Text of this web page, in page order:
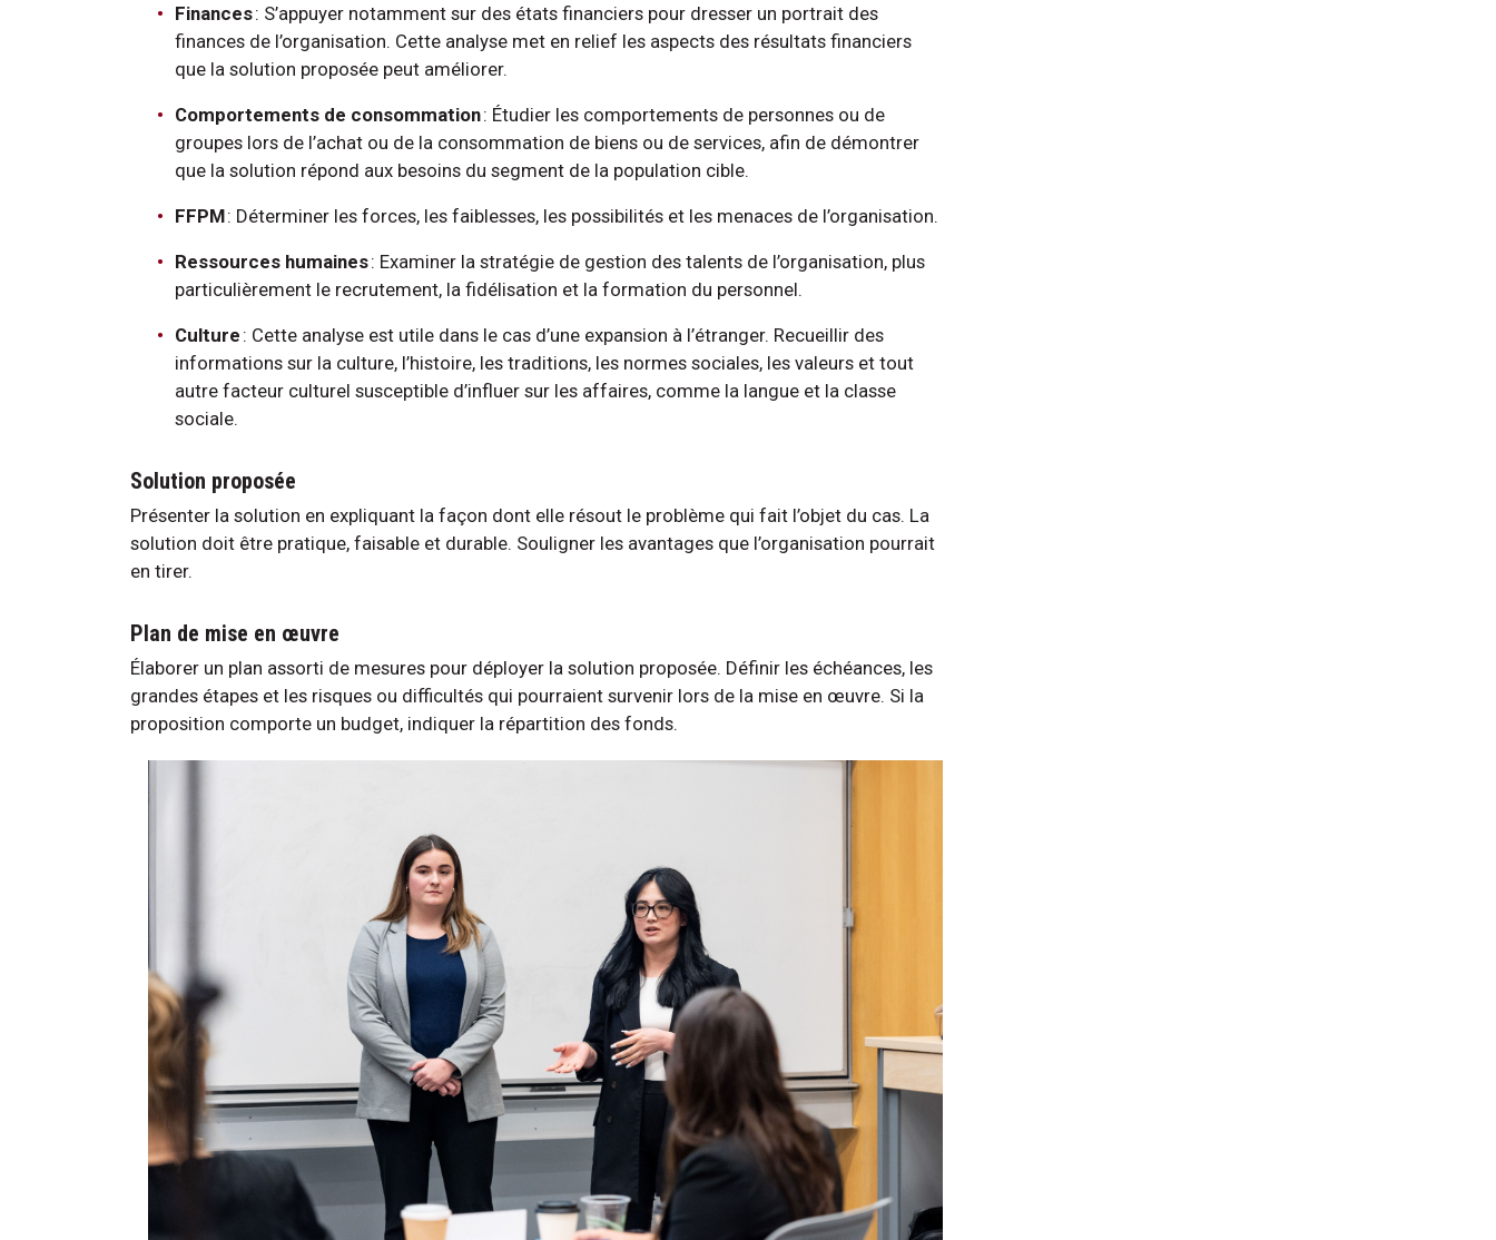
Finances: S’appuyer notamment sur des états financiers pour dresser un portrait des
finances de l’organisation. Cette analyse met en relief les aspects des résultats financiers
que la solution proposée peut améliorer.
Comportements de consommation: Étudier les comportements de personnes ou de
groupes lors de l’achat ou de la consommation de biens ou de services, afin de démontrer
que la solution répond aux besoins du segment de la population cible.
FFPM: Déterminer les forces, les faiblesses, les possibilités et les menaces de l’organisation.
Ressources humaines: Examiner la stratégie de gestion des talents de l’organisation, plus
particulièrement le recrutement, la fidélisation et la formation du personnel.
Culture : Cette analyse est utile dans le cas d’une expansion à l’étranger. Recueillir des
informations sur la culture, l’histoire, les traditions, les normes sociales, les valeurs et tout
autre facteur culturel susceptible d’influer sur les affaires, comme la langue et la classe
sociale.
Solution proposée
Présenter la solution en expliquant la façon dont elle résout le problème qui fait l’objet du cas. La
solution doit être pratique, faisable et durable. Souligner les avantages que l’organisation pourrait
en tirer.
Plan de mise en œuvre
Élaborer un plan assorti de mesures pour déployer la solution proposée. Définir les échéances, les
grandes étapes et les risques ou difficultés qui pourraient survenir lors de la mise en œuvre. Si la
proposition comporte un budget, indiquer la répartition des fonds.